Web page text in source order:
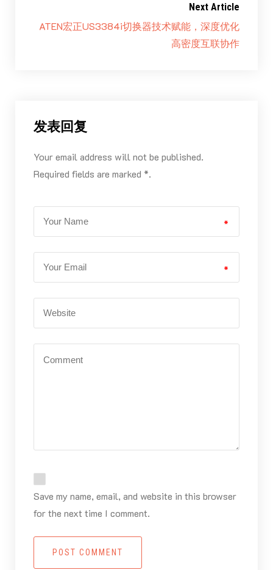
Next Article
ATEN宏正US3384i切换器技术赋能，深度优化
高密度互联协作
发表回复
Your email address will not be published.
Required fields are marked *.
*
*
Save my name, email, and website in this browser
for the next time I comment.
POST COMMENT